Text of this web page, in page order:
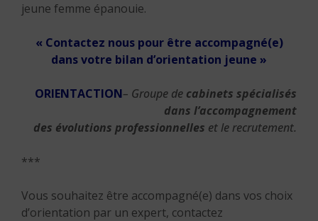
jeune femme épanouie.
« Contactez nous pour être accompagné(e)
dans votre bilan d’orientation jeune »
ORIENTACTION– Groupe de cabinets spécialisés
dans l’accompagnement
des évolutions professionnelles et le recrutement.
***
Vous souhaitez être accompagné(e) dans vos choix
d’orientation par un expert, contactez